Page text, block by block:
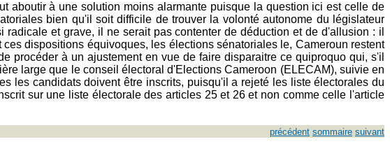
aboutir à une solution moins alarmante puisque la question ici est celle de
bien qu'il soit difficile de trouver la volonté autonome du législateur
et grave, il ne serait pas contenter de déduction et de d'allusion : il
dispositions équivoques, les élections sénatoriales le, Cameroun restent
procéder à un ajustement en vue de faire disparaitre ce quiproquo qui, s'il
large que le conseil électoral d'Elections Cameroon (ELECAM), suivie en
les candidats doivent être inscrits, puisqu'il a rejeté les liste électorales du
sur une liste électorale des articles 25 et 26 et non comme celle l'article
précédent sommaire suivant